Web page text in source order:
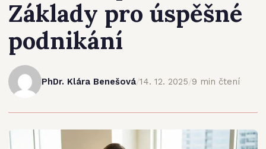
Základy pro úspěšné
podnikání
PhDr. Klára Benešová/14. 12. 2025/9 min čtení